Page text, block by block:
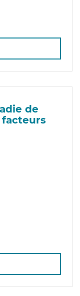
de
facteurs